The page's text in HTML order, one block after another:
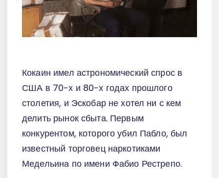
Кокаин имел астрономический спрос в
США в 70-х и 80-х годах прошлого
столетия, и Эскобар не хотел ни с кем
делить рынок сбыта. Первым
конкурентом, которого убил Пабло, был
известный торговец наркотиками
Медельина по имени Фабио Рестрепо.